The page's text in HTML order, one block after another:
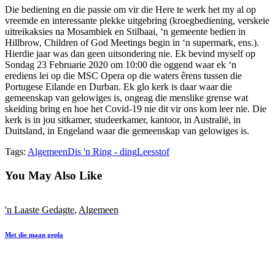
Die bediening en die passie om vir die Here te werk het my al op
vreemde en interessante plekke uitgebring (kroegbediening, verskeie
uitreikaksies na Mosambiek en Stilbaai, ‘n gemeente bedien in
Hillbrow, Children of God Meetings begin in ‘n supermark, ens.).
Hierdie jaar was dan geen uitsondering nie. Ek bevind myself op
Sondag 23 Februarie 2020 om 10:00 die oggend waar ek ‘n
erediens lei op die MSC Opera op die waters êrens tussen die
Portugese Eilande en Durban. Ek glo kerk is daar waar die
gemeenskap van gelowiges is, ongeag die menslike grense wat
skeiding bring en hoe het Covid-19 nie dit vir ons kom leer nie. Die
kerk is in jou sitkamer, studeerkamer, kantoor, in Australië, in
Duitsland, in Engeland waar die gemeenskap van gelowiges is.
Tags: AlgemeenDis 'n Ring - dingLeesstof
You May Also Like
'n Laaste Gedagte, Algemeen
Met die maan gepla